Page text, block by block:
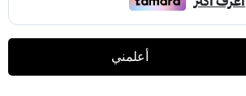
أعلمني